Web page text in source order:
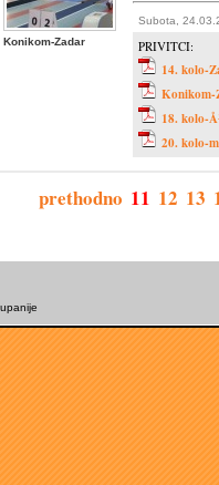
Konikom-Zadar
Subota,
PRIVITCI:
14. kolo-
Konikom-
18. kolo-
20. kolo-
prethodno 11 12 13